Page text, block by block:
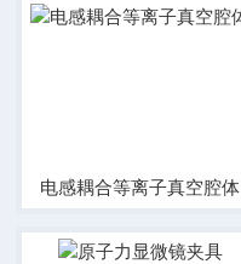
电感耦合等离子真空腔体